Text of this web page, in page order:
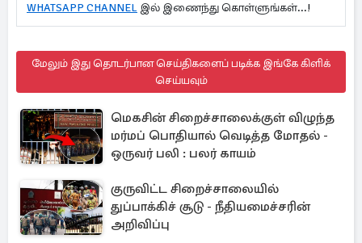
WHATSAPP CHANNEL இல் இணைந்து கொள்ளுங்கள்...!
மேலும் இது தொடர்பான செய்திகளைப் படிக்க இங்கே கிளிக்
செய்யவும்
மெகசின் சிறைச்சாலைக்குள் விழுந்த
மர்மப் பொதியால் வெடித்த மோதல் -
ஒருவர் பலி : பலர் காயம்
குருவிட்ட சிறைச்சாலையில்
துப்பாக்கிச் சூடு - நீதியமைச்சரின்
அறிவிப்பு